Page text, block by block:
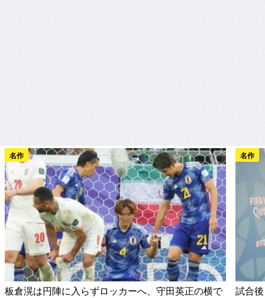
名作
板倉滉は円陣に入らずロッカーへ、守田英正の横で
名作
試合